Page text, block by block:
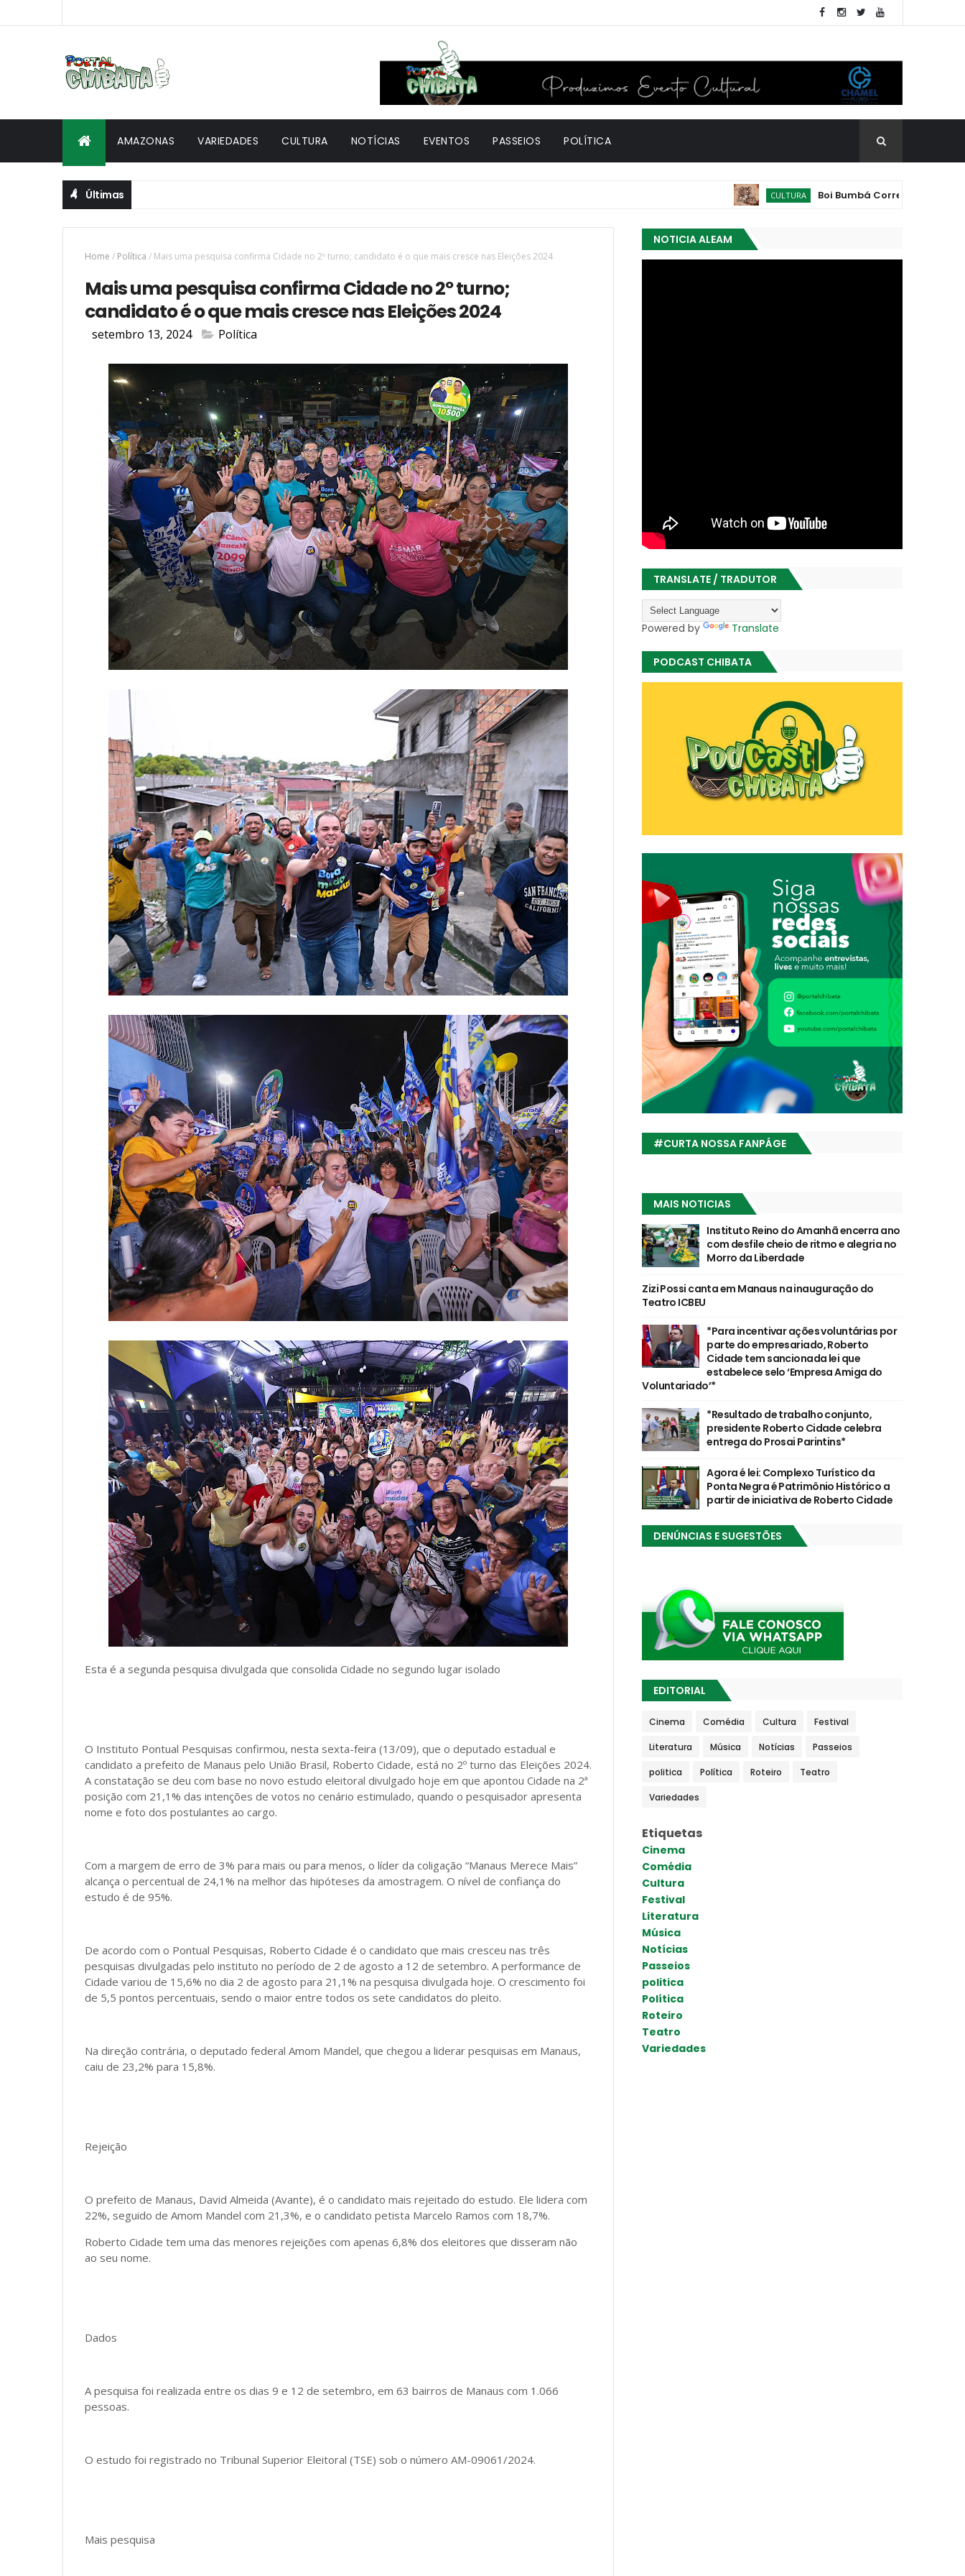
AMAZONAS VARIEDADES CULTURA NOTÍCIAS EVENTOS PASSEIOS POLÍTICA
Últimas CULTURA Boi Bumbá Corre Campo lança
Home / Política / Mais uma pesquisa confirma Cidade no 2º turno; candidato é o que mais cresce nas Eleições 2024
Mais uma pesquisa confirma Cidade no 2º turno;
candidato é o que mais cresce nas Eleições 2024
setembro 13, 2024 Política
Esta é a segunda pesquisa divulgada que consolida Cidade no segundo lugar isolado
O Instituto Pontual Pesquisas confirmou, nesta sexta-feira (13/09), que o deputado estadual e
candidato a prefeito de Manaus pelo União Brasil, Roberto Cidade, está no 2º turno das Eleições 2024.
A constatação se deu com base no novo estudo eleitoral divulgado hoje em que apontou Cidade na 2ª
posição com 21,1% das intenções de votos no cenário estimulado, quando o pesquisador apresenta
nome e foto dos postulantes ao cargo.
Com a margem de erro de 3% para mais ou para menos, o líder da coligação “Manaus Merece Mais”
alcança o percentual de 24,1% na melhor das hipóteses da amostragem. O nível de confiança do
estudo é de 95%.
De acordo com o Pontual Pesquisas, Roberto Cidade é o candidato que mais cresceu nas três
pesquisas divulgadas pelo instituto no período de 2 de agosto a 12 de setembro. A performance de
Cidade variou de 15,6% no dia 2 de agosto para 21,1% na pesquisa divulgada hoje. O crescimento foi
de 5,5 pontos percentuais, sendo o maior entre todos os sete candidatos do pleito.
Na direção contrária, o deputado federal Amom Mandel, que chegou a liderar pesquisas em Manaus,
caiu de 23,2% para 15,8%.
Rejeição
O prefeito de Manaus, David Almeida (Avante), é o candidato mais rejeitado do estudo. Ele lidera com
22%, seguido de Amom Mandel com 21,3%, e o candidato petista Marcelo Ramos com 18,7%.
Roberto Cidade tem uma das menores rejeições com apenas 6,8% dos eleitores que disseram não
ao seu nome.
Dados
A pesquisa foi realizada entre os dias 9 e 12 de setembro, em 63 bairros de Manaus com 1.066
pessoas.
O estudo foi registrado no Tribunal Superior Eleitoral (TSE) sob o número AM-09061/2024.
Mais pesquisa
NOTICIA ALEAM
TRANSLATE / TRADUTOR
Powered by Translate
PODCAST CHIBATA
#CURTA NOSSA FANPÁGE
MAIS NOTICIAS
Instituto Reino do Amanhã encerra ano
com desfile cheio de ritmo e alegria no
Morro da Liberdade
Zizi Possi canta em Manaus na inauguração do
Teatro ICBEU
*Para incentivar ações voluntárias por
parte do empresariado, Roberto
Cidade tem sancionada lei que
estabelece selo ‘Empresa Amiga do
Voluntariado’*
*Resultado de trabalho conjunto,
presidente Roberto Cidade celebra
entrega do Prosai Parintins*
Agora é lei: Complexo Turístico da
Ponta Negra é Patrimônio Histórico a
partir de iniciativa de Roberto Cidade
DENÚNCIAS E SUGESTÕES
EDITORIAL
Cinema Comédia Cultura Festival
Literatura Música Notícias Passeios
politica Política Roteiro Teatro
Variedades
Etiquetas
Cinema
Comédia
Cultura
Festival
Literatura
Música
Notícias
Passeios
politica
Política
Roteiro
Teatro
Variedades